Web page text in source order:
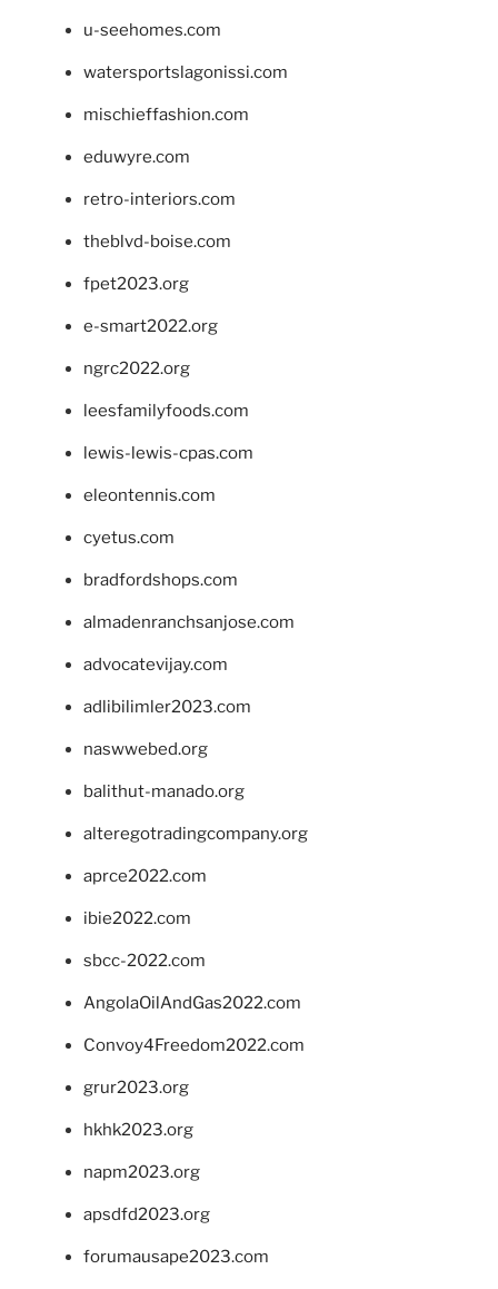
u-seehomes.com
watersportslagonissi.com
mischieffashion.com
eduwyre.com
retro-interiors.com
theblvd-boise.com
fpet2023.org
e-smart2022.org
ngrc2022.org
leesfamilyfoods.com
lewis-lewis-cpas.com
eleontennis.com
cyetus.com
bradfordshops.com
almadenranchsanjose.com
advocatevijay.com
adlibilimler2023.com
naswwebed.org
balithut-manado.org
alteregotradingcompany.org
aprce2022.com
ibie2022.com
sbcc-2022.com
AngolaOilAndGas2022.com
Convoy4Freedom2022.com
grur2023.org
hkhk2023.org
napm2023.org
apsdfd2023.org
forumausape2023.com